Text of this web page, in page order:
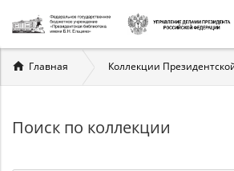
Вы
здесь
Главная Коллекции
Поиск по коллекции